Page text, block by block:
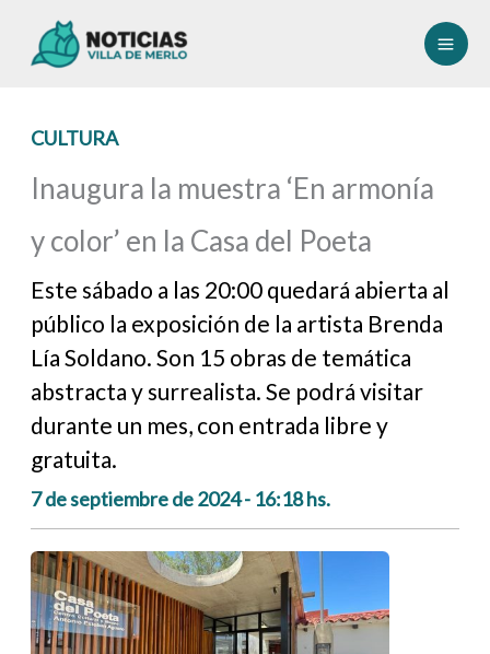
CULTURA
Inaugura la muestra ‘En armonía
y color’ en la Casa del Poeta
Este sábado a las 20:00 quedará abierta al
público la exposición de la artista Brenda
Lía Soldano. Son 15 obras de temática
abstracta y surrealista. Se podrá visitar
durante un mes, con entrada libre y
gratuita.
7 de septiembre de 2024 - 16:18 hs.